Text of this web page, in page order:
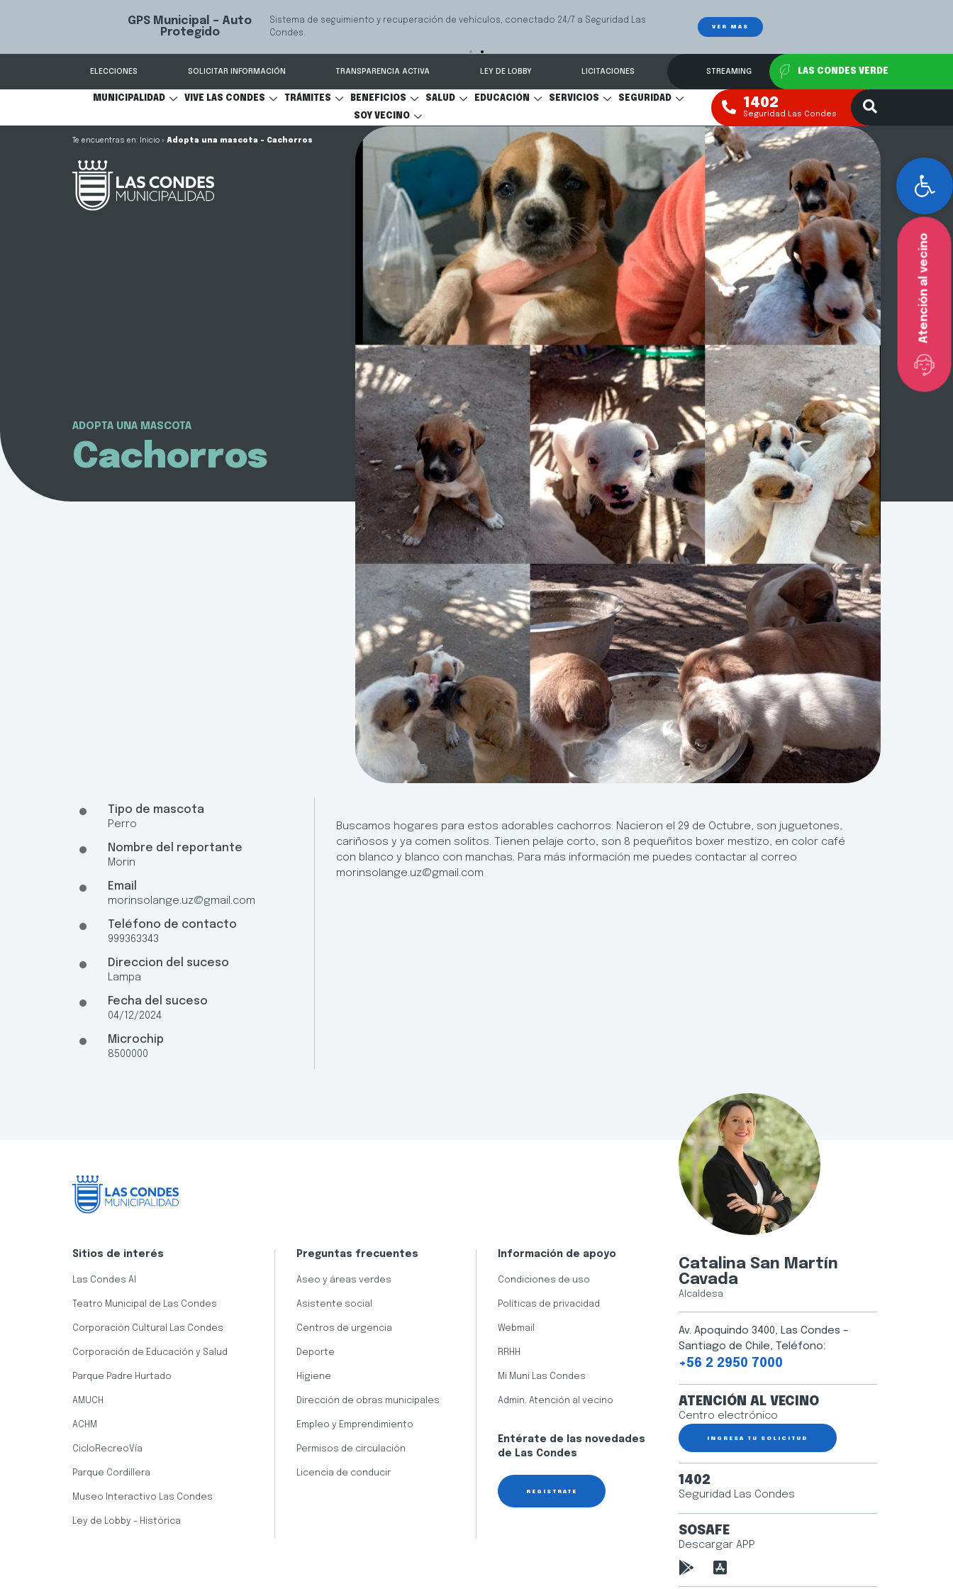
Mediación Familiar
Servicio que ayuda a las familias a resolver conflictos sobre pensión de alimentos, régimen
ELECCIONES SOLICITAR INFORMACIÓN TRANSPARENCIA ACTIVA LEY DE LOBBY LICITACIONES STREAMING LAS CONDES VERDE
MUNICIPALIDAD VIVE LAS CONDES TRÁMITES BENEFICIOS SALUD EDUCACIÓN SERVICIOS SEGURIDAD
SOY VECINO
1402
Seguridad Las Condes
Inicio » Adopta una mascota – Cachorros
Atención al vecino
ADOPTA UNA MASCOTA
Cachorros
Tipo de mascota
Perro
Nombre del reportante
Morin
Email
morinsolange.uz@gmail.com
Teléfono de contacto
999363343
Direccion del suceso
Lampa
Fecha del suceso
04/12/2024
Microchip
8500000
Buscamos hogares para estos adorables cachorros. Nacieron el 29 de Octubre, son juguetones,
cariñosos y ya comen solitos. Tienen pelaje corto, son 8 pequeñitos boxer mestizo, en color café
con blanco y blanco con manchas. Para más información me puedes contactar al correo
morinsolange.uz@gmail.com
Sitios de interés
Las Condes AI
Teatro Municipal de Las Condes
Corporación Cultural Las Condes
Corporación de Educación y Salud
Parque Padre Hurtado
AMUCH
ACHM
CicloRecreoVía
Parque Cordillera
Museo Interactivo Las Condes
Ley de Lobby - Histórica
Preguntas frecuentes
Aseo y áreas verdes
Asistente social
Centros de urgencia
Deporte
Higiene
Dirección de obras municipales
Empleo y Emprendimiento
Permisos de circulación
Licencia de conducir
Información de apoyo
Condiciones de uso
Políticas de privacidad
Webmail
RRHH
Mi Muni Las Condes
Admin. Atención al vecino
Entérate de las novedades
de Las Condes
REGÍSTRATE
Catalina San Martín
Cavada
Alcaldesa
Av. Apoquindo 3400, Las Condes –
Santiago de Chile, Teléfono:
+56 2 2950 7000
ATENCIÓN AL VECINO
Centro electrónico
INGRESA TU SOLICITUD
1402
Seguridad Las Condes
SOSAFE
Descargar APP